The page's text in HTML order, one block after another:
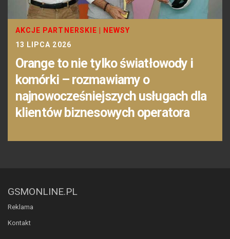
AKCJE PARTNERSKIE
NEWSY
13 LIPCA 2026
Orange to nie tylko światłowody i
komórki – rozmawiamy o
najnowocześniejszych usługach dla
klientów biznesowych operatora
GSMONLINE.PL
Reklama
Kontakt